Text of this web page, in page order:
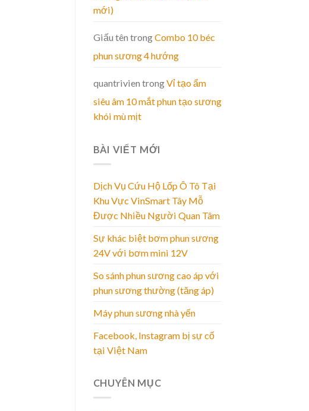
mới)
Giấu tên trongCombo 10 béc
phun sương 4 hướng
quantrivien trongVỉ tạo ẩm
siêu âm 10 mắt phun tạo sương
khói mù mịt
BÀI VIẾT MỚI
Dịch Vụ Cứu Hộ Lốp Ô Tô Tại
Khu Vực VinSmart Tây Mỗ
Được Nhiều Người Quan Tâm
Sự khác biệt bơm phun sương
24V với bơm mini 12V
So sánh phun sương cao áp với
phun sương thường (tăng áp)
Máy phun sương nhà yến
Facebook, Instagram bị sự cố
tại Việt Nam
CHUYÊN MỤC